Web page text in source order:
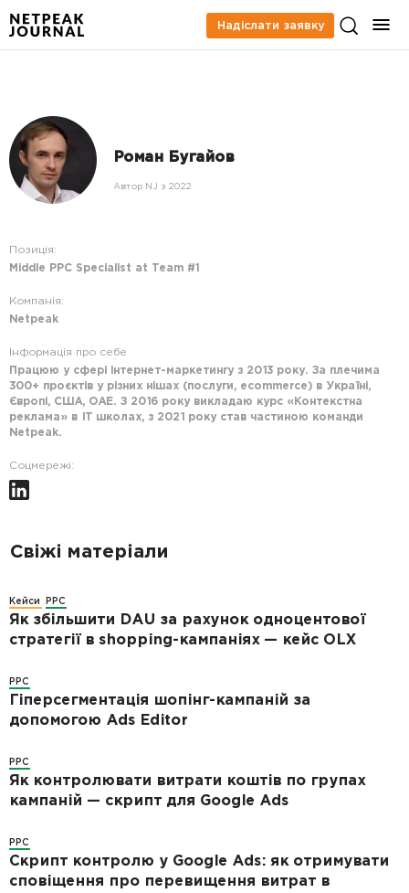
Надіслати заявку
Роман Бугайов
Автор NJ з 2022
Позиція:
Middle PPC Specialist at Team #1
Компанія:
Netpeak
Інформація про себе
Працюю у сфері інтернет-маркетингу з 2013 року. За плечима
300+ проєктів у різних нішах (послуги, ecommerce) в Україні,
Європі, США, OAЕ. З 2016 року викладаю курс «Контекстна
реклама» в IT школах, з 2021 року став частиною команди
Netpeak.
Соцмережі:
Свіжі матеріали
Кейси PPC
Як збільшити DAU за рахунок одноцентової
стратегії в shopping-кампаніях — кейс OLX
PPC
Гіперсегментація шопінг-кампаній за
допомогою Ads Editor
PPC
Як контролювати витрати коштів по групах
кампаній — скрипт для Google Ads
PPC
Скрипт контролю у Google Ads: як отримувати
сповіщення про перевищення витрат в